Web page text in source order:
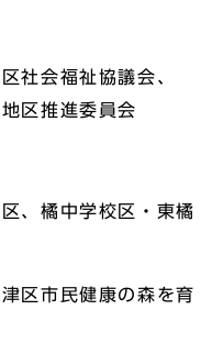
社会福祉協議会、
区推進委員会
、橘中学校区・東橘
区市民健康の森を育